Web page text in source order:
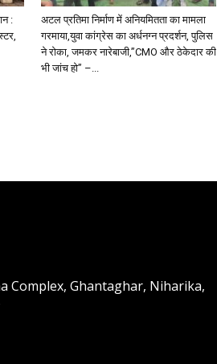
:
अटल प्रतिमा निर्माण में अनियमितता का मामला
गरमाया,युवा कांग्रेस का अर्धनग्न प्रदर्शन, पुलिस
ने रोका, जमकर नारेबाजी,”CMO और ठेकेदार की
भी जांच हो” –...
Complex, Ghantaghar, Niharika,